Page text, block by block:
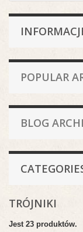
POPULAR
BLOG
TRÓJNIKI
Jest 23 produktów.